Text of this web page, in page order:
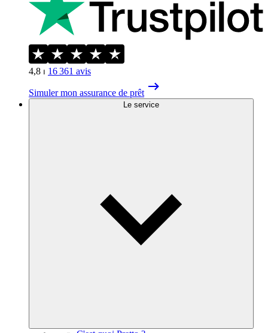
4,8 ⏐ 16 361 avis
Simuler mon assurance de prêt
Le service